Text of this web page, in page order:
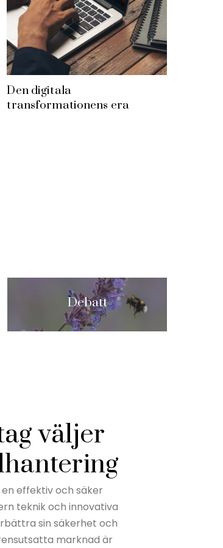
Den digitala
transformationens era
Debatt
väljer
effektiv och säker
teknik och innovativa
sin säkerhet och
marknad är